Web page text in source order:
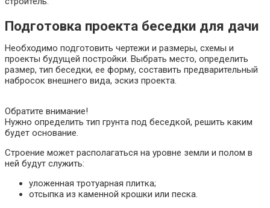
Подготовка проекта беседки для дачи
Необходимо подготовить чертежи и размеры, схемы и
проекты будущей постройки. Выбрать место, определить
размер, тип беседки, ее форму, составить предварительный
набросок внешнего вида, эскиз проекта.
Обратите внимание!
Нужно определить тип грунта под беседкой, решить каким
будет основание.
Строение может располагаться на уровне земли и полом в
ней будут служить:
уложенная тротуарная плитка;
отсыпка из каменной крошки или песка.